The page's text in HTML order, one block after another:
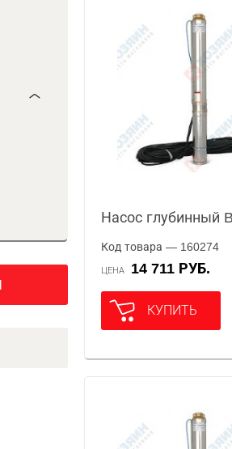
Насос глубинный
Код товара — 160274
ЦЕНА 14 711 РУБ.
КУПИТЬ